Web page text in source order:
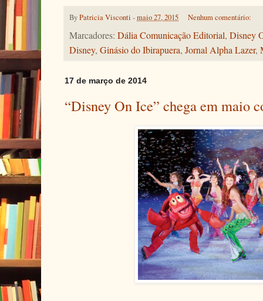
ByPatricia Visconti -maio 27, 2015 Nenhum comentário:
Marcadores: Dália Comunicação Editorial, Disney
Disney, Ginásio do Ibirapuera, Jornal Alpha Lazer,
17 de março de 2014
“Disney On Ice” chega em maio